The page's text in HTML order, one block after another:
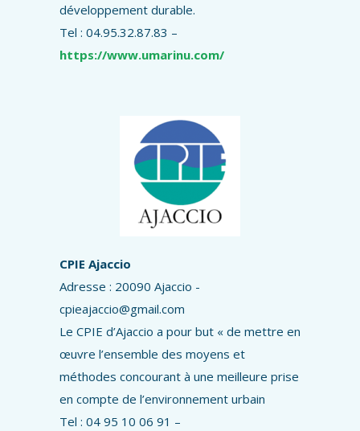
développement durable.
Tel : 04.95.32.87.83 –
https://www.umarinu.com/
CPIE Ajaccio
Adresse : 20090 Ajaccio -
cpieajaccio@gmail.com
Le CPIE d’Ajaccio a pour but « de mettre en
œuvre l’ensemble des moyens et
méthodes concourant à une meilleure prise
en compte de l’environnement urbain
Tel : 04 95 10 06 91 –